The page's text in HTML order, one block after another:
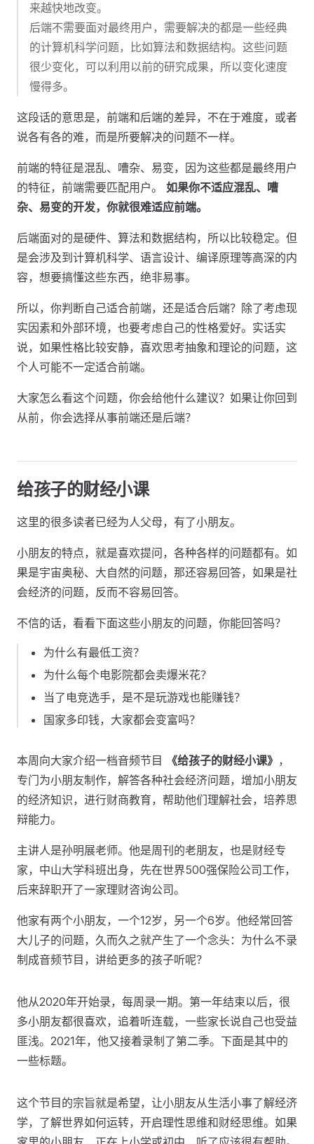
来越快地改变。
后端不需要面对最终用户，需要解决的都是一些经典
的计算机科学问题，比如算法和数据结构。这些问题
很少变化，可以利用以前的研究成果，所以变化速度
慢得多。
这段话的意思是，前端和后端的差异，不在于难度，或者
说各有各的难，而是所要解决的问题不一样。
前端的特征是混乱、嘈杂、易变，因为这些都是最终用户
的特征，前端需要匹配用户。 如果你不适应混乱、嘈
杂、易变的开发，你就很难适应前端。
后端面对的是硬件、算法和数据结构，所以比较稳定。但
是会涉及到计算机科学、语言设计、编译原理等高深的内
容，想要搞懂这些东西，绝非易事。
所以，你判断自己适合前端，还是适合后端？除了考虑现
实因素和外部环境，也要考虑自己的性格爱好。实话实
说，如果性格比较安静，喜欢思考抽象和理论的问题，这
个人可能不一定适合前端。
大家怎么看这个问题，你会给他什么建议？如果让你回到
从前，你会选择从事前端还是后端？
给孩子的财经小课
这里的很多读者已经为人父母，有了小朋友。
小朋友的特点，就是喜欢提问，各种各样的问题都有。如
果是宇宙奥秘、大自然的问题，那还容易回答，如果是社
会经济的问题，反而不容易回答。
不信的话，看看下面这些小朋友的问题，你能回答吗？
为什么有最低工资？
为什么每个电影院都会卖爆米花？
当了电竞选手，是不是玩游戏也能赚钱？
国家多印钱，大家都会变富吗？
本周向大家介绍一档音频节目 《给孩子的财经小课》 ，
专门为小朋友制作，解答各种社会经济问题，增加小朋友
的经济知识，进行财商教育，帮助他们理解社会，培养思
辩能力。
主讲人是孙明展老师。他是周刊的老朋友，也是财经专
家，中山大学科班出身，先在世界500强保险公司工作，
后来辞职开了一家理财咨询公司。
他家有两个小朋友，一个12岁，另一个6岁。他经常回答
大儿子的问题，久而久之就产生了一个念头：为什么不录
制成音频节目，讲给更多的孩子听呢？
他从2020年开始录，每周录一期。第一年结束以后，很
多小朋友都很喜欢，追着听连载，一些家长说自己也受益
匪浅。2021年，他又接着录制了第二季。下面是其中的
一些标题。
这个节目的宗旨就是希望，让小朋友从生活小事了解经济
学，了解世界如何运转，开启理性思维和财经思维。如果